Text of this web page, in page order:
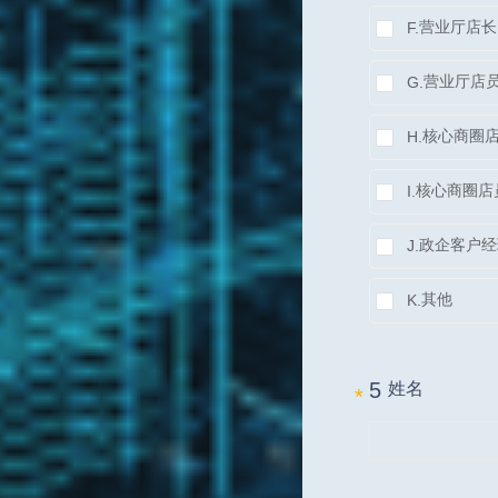
F.营业厅店长
G.营业厅店
H.核心商圈
I.核心商圈店
J.政企客户
K.其他
* 5 姓名